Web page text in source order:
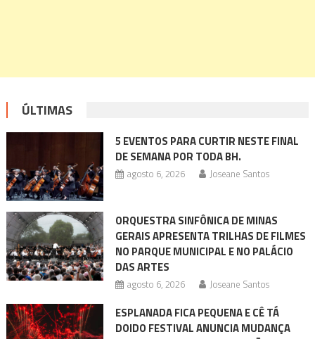
ÚLTIMAS
5 EVENTOS PARA CURTIR NESTE FINAL
DE SEMANA POR TODA BH.
agosto 6, 2026 Joseane Santos
ORQUESTRA SINFÔNICA DE MINAS
GERAIS APRESENTA TRILHAS DE FILMES
NO PARQUE MUNICIPAL E NO PALÁCIO
DAS ARTES
agosto 6, 2026 Joseane Santos
ESPLANADA FICA PEQUENA E CÊ TÁ
DOIDO FESTIVAL ANUNCIA MUDANÇA